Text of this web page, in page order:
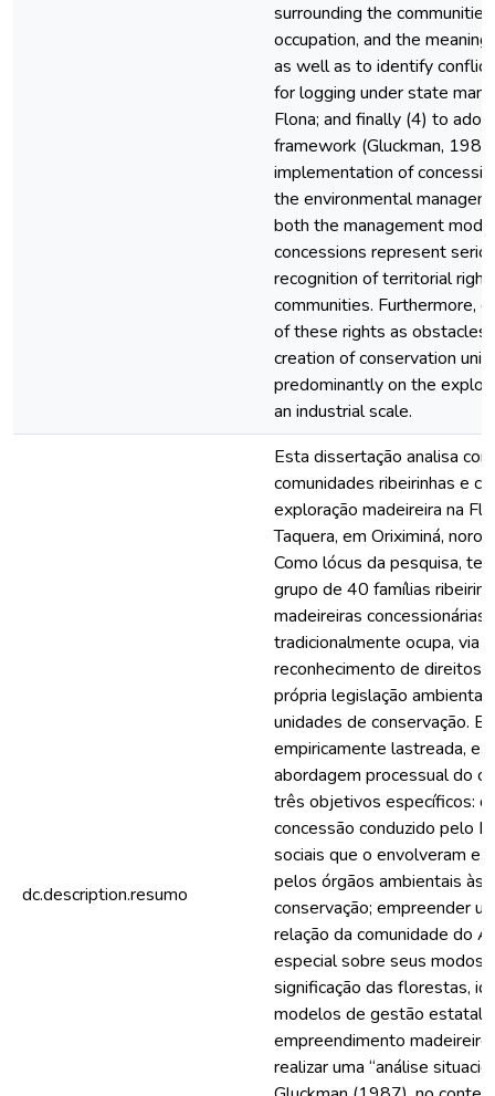
surrounding the
occupation, and the
as well as to identify
for logging under state
Flona; and finally (4) to
framework (Gluckman,
implementation of
the environmental
both the management
concessions represent
recognition of territorial
communities. Furthermore,
of these rights as
creation of conservation
predominantly on the
an industrial scale.
dc.description.resumo
Esta dissertação analisa
comunidades ribeirinhas e
exploração madeireira na
Taquera, em Oriximiná,
Como lócus da pesquisa,
grupo de 40 famílias
madeireiras
tradicionalmente ocupa, via
reconhecimento de direitos
própria legislação
unidades de conservação.
empiricamente lastreada, e
abordagem processual do
três objetivos específicos:
concessão conduzido pelo
sociais que o envolveram e
pelos órgãos ambientais às
conservação; empreender
relação da comunidade do
especial sobre seus modos
significação das florestas,
modelos de gestão estatal
empreendimento
realizar uma “análise